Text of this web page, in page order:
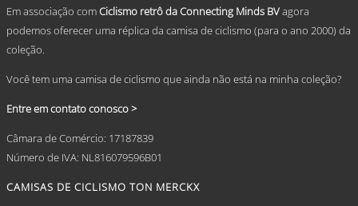
Em associação comCiclismo retrô da Connecting Minds BVagora
podemos oferecer uma réplica da camisa de ciclismo (para o ano 2000) da
coleção.
Você tem uma camisa de ciclismo que ainda não está na minha coleção?
Entre em contato conosco >
Câmara de Comércio: 17187839
Número de IVA: NL816079596B01
CAMISAS DE CICLISMO TON MERCKX